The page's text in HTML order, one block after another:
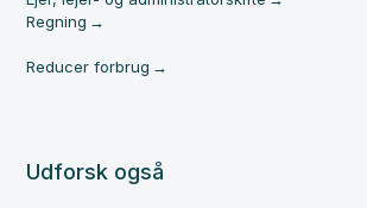
Regning
Reducer forbrug
Udforsk også